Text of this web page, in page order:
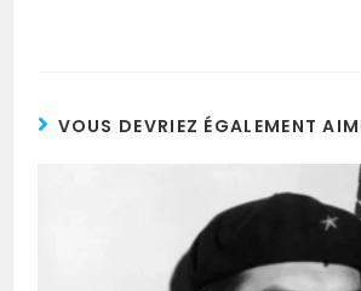
VOUS DEVRIEZ ÉGALEMENT